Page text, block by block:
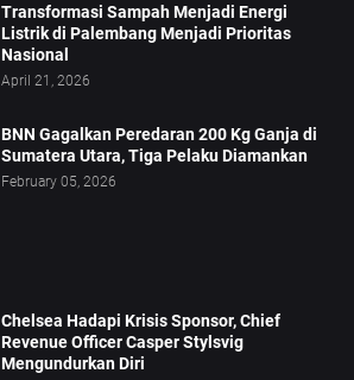
Transformasi Sampah Menjadi Energi
Listrik di Palembang Menjadi Prioritas
Nasional
April 21, 2026
BNN Gagalkan Peredaran 200 Kg Ganja di
Sumatera Utara, Tiga Pelaku Diamankan
February 05, 2026
Chelsea Hadapi Krisis Sponsor, Chief
Revenue Officer Casper Stylsvig
Mengundurkan Diri